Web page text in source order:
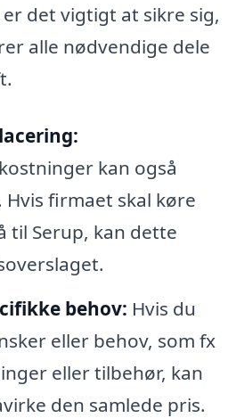
det vigtigt at sikre sig,
alle nødvendige dele
kan også
Hvis firmaet skal køre
til Serup, kan dette
behov: Hvis du
eller behov, som fx
eller tilbehør, kan
den samlede pris.